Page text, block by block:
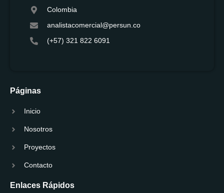
Colombia
analistacomercial@persun.co
(+57) 321 822 6091
Páginas
Inicio
Nosotros
Proyectos
Contacto
Enlaces Rápidos